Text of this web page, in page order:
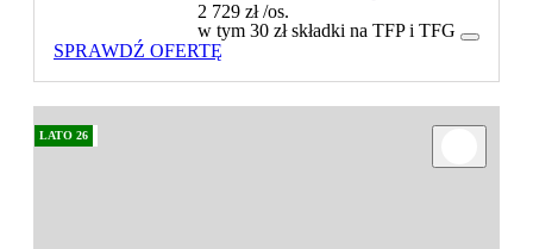
2 729 zł/os.
w tym 30 zł składki na TFP i TFG
SPRAWDŹ OFERTĘ
LATO 26